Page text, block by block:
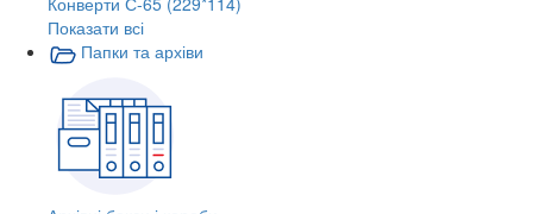
Показати всі
Папки та архіви